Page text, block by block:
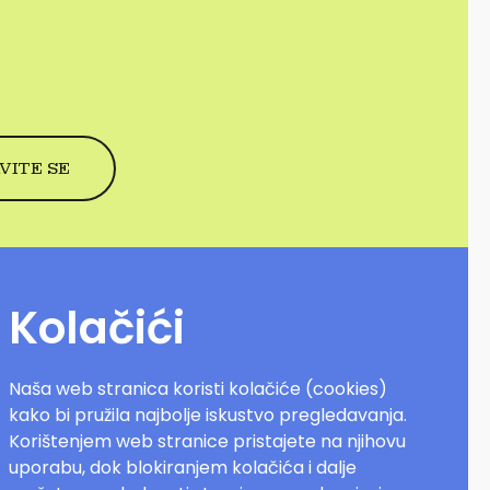
Kolačići
Naša web stranica koristi kolačiće (cookies)
kako bi pružila najbolje iskustvo pregledavanja.
Korištenjem web stranice pristajete na njihovu
uporabu, dok blokiranjem kolačića i dalje